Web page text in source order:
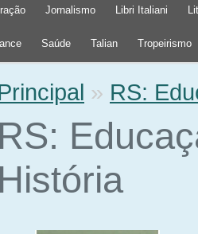
Jornalismo Libri Italiani
Saúde Talian Tropeirismo
» RS:
RS:
História